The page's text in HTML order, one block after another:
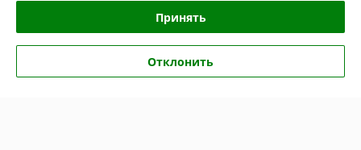
Полная версия сайта
Политика обработки cookies
Принять
Отклонить